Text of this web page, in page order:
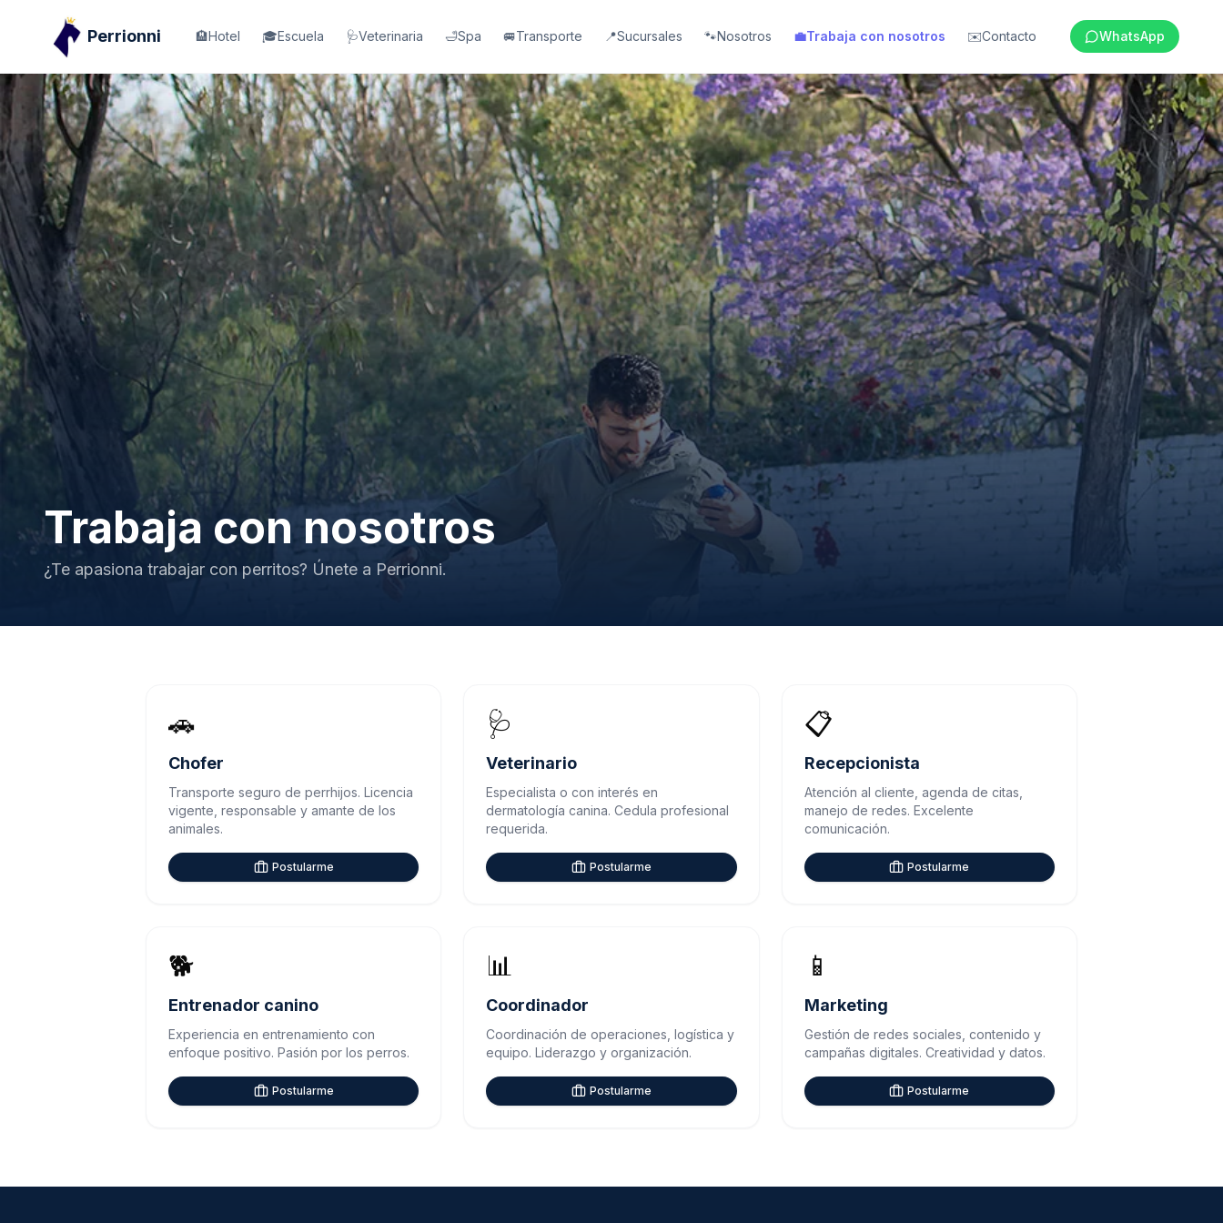
Perrionni 🏨Hotel 🎓Escuela 🩺Veterinaria 🛁Spa 🚐Transporte 📍Sucursales 🐾Nosotros 💼Trabaja con nosotros ✉️Contacto WhatsApp
Trabaja con nosotros
¿Te apasiona trabajar con perritos? Únete a Perrionni.
🚗
Chofer
Transporte seguro de perrhijos. Licencia
vigente, responsable y amante de los
animales.
Postularme
🩺
Veterinario
Especialista o con interés en
dermatología canina. Cedula profesional
requerida.
Postularme
📋
Recepcionista
Atención al cliente, agenda de citas,
manejo de redes. Excelente
comunicación.
Postularme
🐕
Entrenador canino
Experiencia en entrenamiento con
enfoque positivo. Pasión por los perros.
Postularme
📊
Coordinador
Coordinación de operaciones, logística y
equipo. Liderazgo y organización.
Postularme
📱
Marketing
Gestión de redes sociales, contenido y
campañas digitales. Creatividad y datos.
Postularme